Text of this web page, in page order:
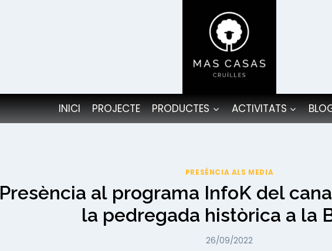
INICI PROJECTE PRODUCTES ACTIVITATS
PRESÉNCIA ALS MEDIA
Presència al programa InfoK del
la pedregada històrica a la
26/09/2022